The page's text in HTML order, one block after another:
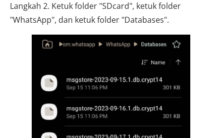
Langkah 2. Ketuk folder "SDcard", ketuk folder
"WhatsApp", dan ketuk folder "Databases".